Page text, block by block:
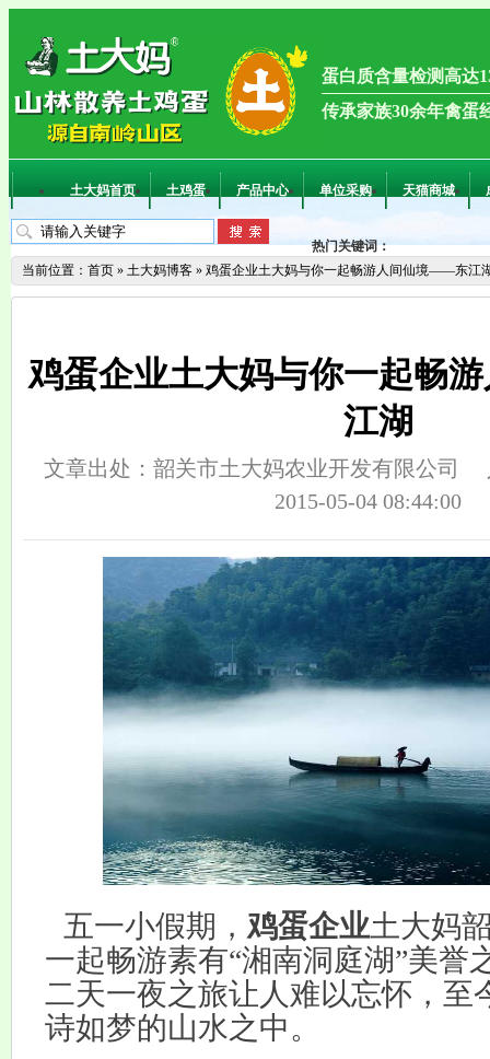
蛋白质含量检测高达
传承家族30余年禽蛋
土大妈首页 土鸡蛋 产品中心 单位采购 天猫商城
热门关键词：
当前位置： 首页 » 土大妈博客 » 鸡蛋企业土大妈与你一起畅游人间仙境——东江
鸡蛋企业土大妈与你一起畅
江湖
文章出处：韶关市土大妈农业开发有限公司
2015-05-04 08:44:00
五一小假期， 鸡蛋企业土大妈
一起畅游素有“湘南洞庭湖”美誉
二天一夜之旅让人难以忘怀，至
诗如梦的山水之中。